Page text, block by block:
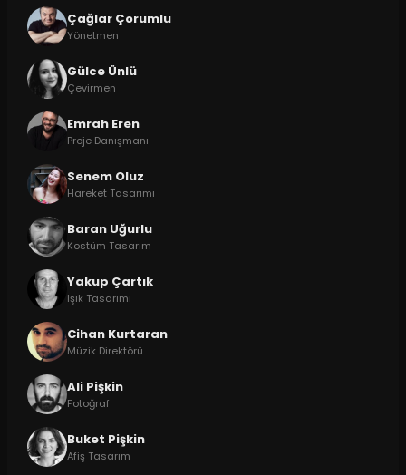
Çağlar Çorumlu
Yönetmen
Gülce Ünlü
Çevirmen
Emrah Eren
Proje Danışmanı
Senem Oluz
Hareket Tasarımı
Baran Uğurlu
Kostüm Tasarım
Yakup Çartık
Işık Tasarımı
Cihan Kurtaran
Müzik Direktörü
Ali Pişkin
Fotoğraf
Buket Pişkin
Afiş Tasarım